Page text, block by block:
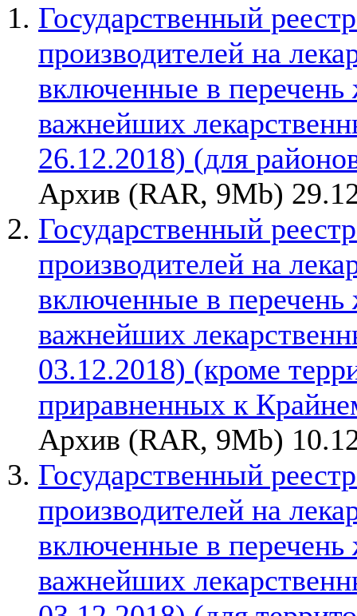
Государственный
производителей на
включенные в
важнейших
26.12.2018) (для
Архив (RAR, 9Mb)
Государственный
производителей на
включенные в
важнейших
03.12.2018) (кроме
приравненных к
Архив (RAR, 9Mb)
Государственный
производителей на
включенные в
важнейших